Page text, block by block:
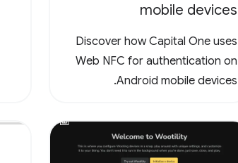
mobile devices
Discover how Capital One uses
Web NFC for authentication on
Android mobile devices.